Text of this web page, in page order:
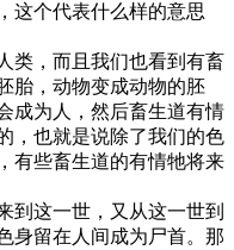
这个代表什么样的意思
类，而且我们也看到有畜
胎，动物变成动物的胚
成为人，然后畜生道有情
，也就是说除了我们的色
有些畜生道的有情牠将来
这一世，又从这一世到
身留在人间成为尸首。那